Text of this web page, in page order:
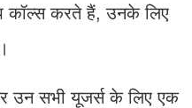
कॉल्स करते हैं, उनके लिए
उन सभी यूजर्स के लिए एक